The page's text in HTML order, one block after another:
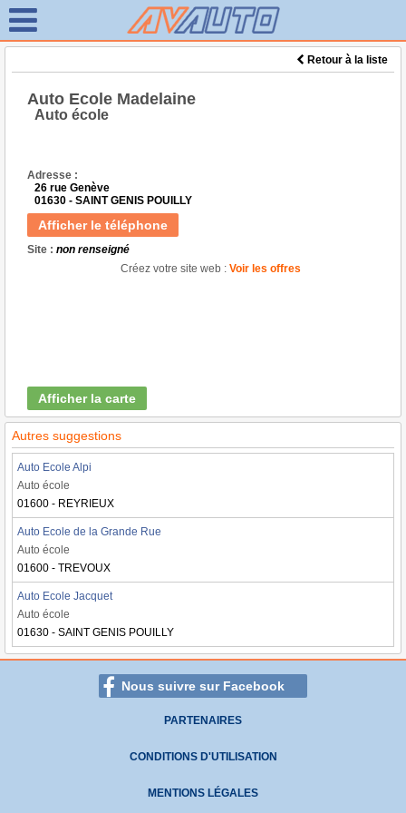
Retour à la liste
Auto Ecole Madelaine
Auto école
Adresse :
26 rue Genève
01630 - SAINT GENIS POUILLY
Afficher le téléphone
Site : non renseigné
Créez votre site web : Voir les offres
Afficher la carte
Autres suggestions
Auto Ecole Alpi
Auto école
01600 - REYRIEUX
Auto Ecole de la Grande Rue
Auto école
01600 - TREVOUX
Auto Ecole Jacquet
Auto école
01630 - SAINT GENIS POUILLY
Nous suivre sur Facebook
PARTENAIRES
CONDITIONS D'UTILISATION
MENTIONS LÉGALES